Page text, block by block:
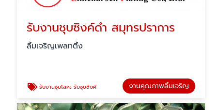
รับงานชุบซิงค์ดำ สมุทรปราการ
ลิ้มเจริญเพลทติ้ง
รับงานชุบโลหะ รับชุบซิงค์ งานคุณภาพลิ้มเจริญ